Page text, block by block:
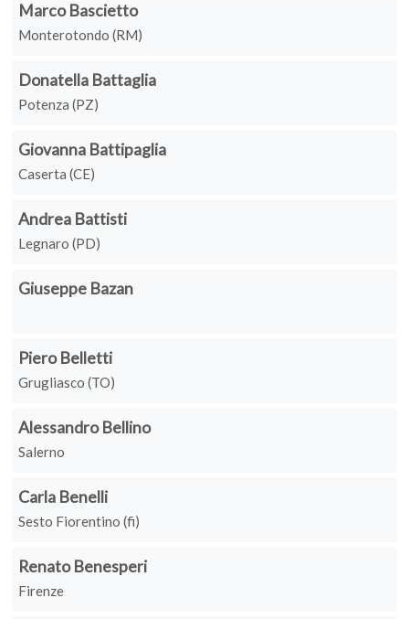
Marco Bascietto
Monterotondo (RM)
Donatella Battaglia
Potenza (PZ)
Giovanna Battipaglia
Caserta (CE)
Andrea Battisti
Legnaro (PD)
Giuseppe Bazan
Piero Belletti
Grugliasco (TO)
Alessandro Bellino
Salerno
Carla Benelli
Sesto Fiorentino (fi)
Renato Benesperi
Firenze